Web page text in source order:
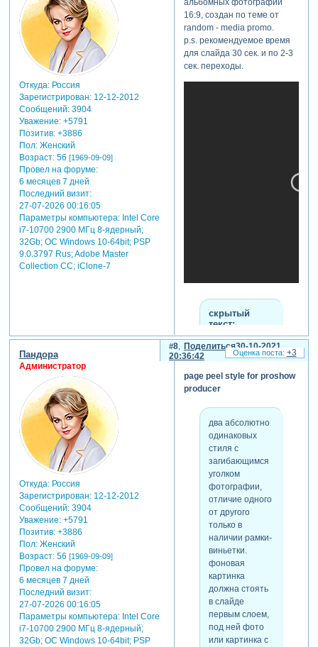
Откуда:Россия
Зарегистрирован: 12-12-2012
Сообщений:3904
Уважение: +5791
Позитив: +3886
Пол:Женский
Возраст:56 [1969-09-09]
Провел на форуме:
6 месяцев 7 дней
Последний визит:
27-07-2026 00:16:05
Параметры компьютера:Intel Core
i7-10700 2900 МГц 8-ядерный;
32Gb; ОС Windows 10-64bit; PSP
9.0.3797 Rus; Adobe Master
Collection СС; iClone-7
альбомных фотографий
16:9, создан по теме от
random - media promo.
p.s. рекомендуемое время
для слайда 30 сек. и по 2-3
сек. переходы.
скрытый
текст:
для просмотра
скрытого текста
Зарегистрируйтесь,
чтобы увидеть
ссылкиили
зарегистрируйтесь
Поделиться
8
30-10-2021
20:36:42
Пандора
Администратор
Откуда:Россия
Зарегистрирован: 12-12-2012
Сообщений:3904
Уважение: +5791
Позитив: +3886
Пол:Женский
Возраст:56 [1969-09-09]
Провел на форуме:
6 месяцев 7 дней
Последний визит:
27-07-2026 00:16:05
Параметры компьютера:Intel Core
i7-10700 2900 МГц 8-ядерный;
32Gb; ОС Windows 10-64bit; PSP
page peel style for proshow
producer
два абсолютно
одинаковых
стиля с
загибающимся
уголком
фотографии,
отличие одного
от другого
только в
наличии рамки-
виньетки.
фоновая
картинка
должна стоять
в слайде
первым слоем,
под ней фото
или картинка с
+3